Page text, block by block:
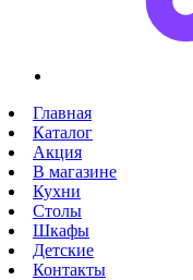
Главная
Каталог
Акция
В магазине
Кухни
Столы
Шкафы
Детские
Контакты